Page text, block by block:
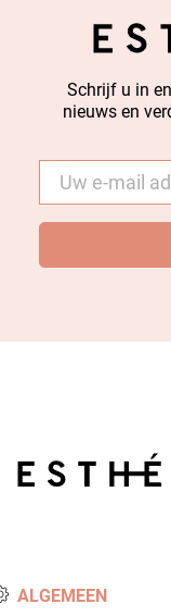
Schrijf u in
nieuws en
mail *
ALGEMEEN